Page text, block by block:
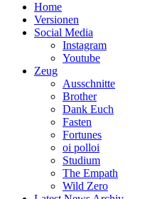
Home
Versionen
Social Media
Instagram
Youtube
Zeug
Ausschnitte
Brother
Dank Euch
Fasten
Fortunes
oi polloi
Studium
The Empath
Wild Zero